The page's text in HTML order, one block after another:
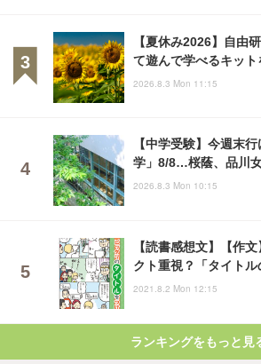
【夏休み2026】自由
て遊んで学べるキット
2026.8.3 Mon 11:15
【中学受験】今週末
学」8/8…桜蔭、品川
2026.8.3 Mon 10:15
【読書感想文】【作
クト重視？「タイト
2021.8.2 Mon 12:15
ランキングをもっと見